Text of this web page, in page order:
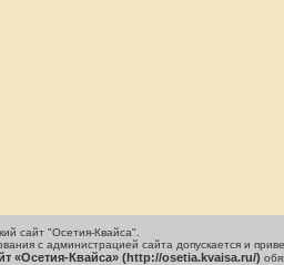
сайт "Осетия-Квайса".
с администрацией сайта допускается и
«Осетия-Квайса» (http://osetia.kvaisa.ru/)